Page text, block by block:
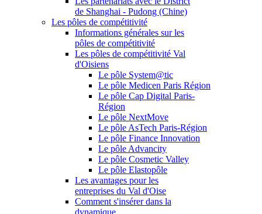
de Shanghai - Pudong (Chine)
Les pôles de compétitivité
Informations générales sur les
pôles de compétitivité
Les pôles de compétitivité Val
d'Oisiens
Le pôle System@tic
Le pôle Medicen Paris Région
Le pôle Cap Digital Paris-
Région
Le pôle NextMove
Le pôle AsTech Paris-Région
Le pôle Finance Innovation
Le pôle Advancity
Le pôle Cosmetic Valley
Le pôle Elastopôle
Les avantages pour les
entreprises du Val d'Oise
Comment s'insérer dans la
dynamique